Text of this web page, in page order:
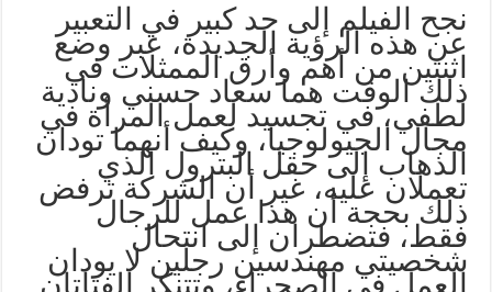
نجح الفيلم إلى حد كبير في التعبير
عن هذه الرؤية الجديدة، عبر وضع
اثنتين من أهم وأرق الممثلات في
ذلك الوقت هما سعاد حسني ونادية
لطفي، في تجسيد لعمل المرأة في
مجال الجيولوجيا، وكيف أنهما تودان
الذهاب إلى حقل البترول الذي
تعملان عليه، غير أن الشركة ترفض
ذلك بحجة أن هذا عمل للرجال
فقط، فتضطران إلى انتحال
شخصيتي مهندسين رجلين لا يودان
العمل في الصحراء، وتتنكر الفتاتان